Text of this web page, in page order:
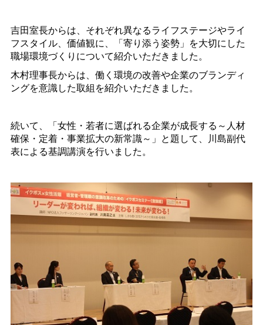
吉田室長からは、それぞれ異なるライフステージやライ
フスタイル、価値観に、「寄り添う姿勢」を大切にした
職場環境づくりについて紹介いただきました。
木村理事長からは、働く環境の改善や企業のブランディ
ングを意識した取組を紹介いただきました。
続いて、「女性・若者に選ばれる企業が成長する～人材
確保・定着・事業拡大の新常識～」と題して、川島副代
表による基調講演を行いました。